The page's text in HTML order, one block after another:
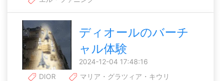
ディオールのバーチ
ャル体験
2024-12-04 17:48:16
DIOR
マリア・グラツィア・キウリ